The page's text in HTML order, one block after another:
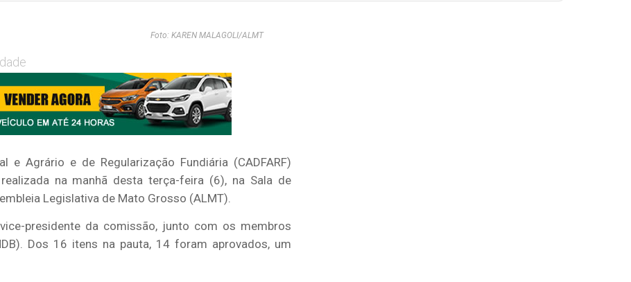
Foto: KAREN MALAGOLI/ALMT
e Agrário e de Regularização Fundiária (CADFARF)
na manhã desta terça-feira (6), na Sala de
Legislativa de Mato Grosso (ALMT).
presidente da comissão, junto com os membros
Dos 16 itens na pauta, 14 foram aprovados, um